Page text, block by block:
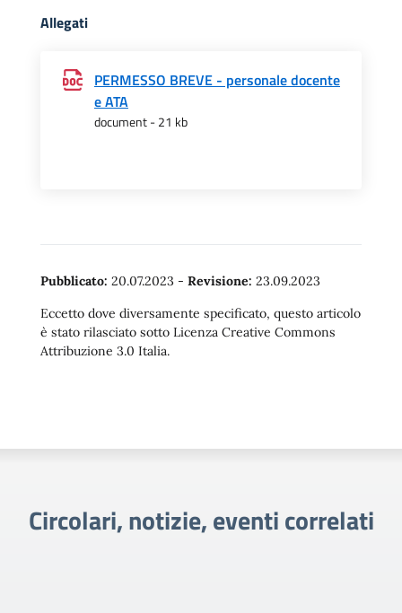
Allegati
PERMESSO BREVE - personale docente
e ATA
document - 21 kb
Pubblicato: 20.07.2023 - Revisione: 23.09.2023
Eccetto dove diversamente specificato, questo articolo
è stato rilasciato sotto Licenza Creative Commons
Attribuzione 3.0 Italia.
Circolari, notizie, eventi correlati